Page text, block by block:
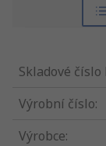
Skladové číslo
Výrobní číslo:
Výrobce: